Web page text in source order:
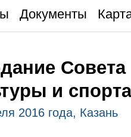
Документы
и спорта
2016 года, Казань